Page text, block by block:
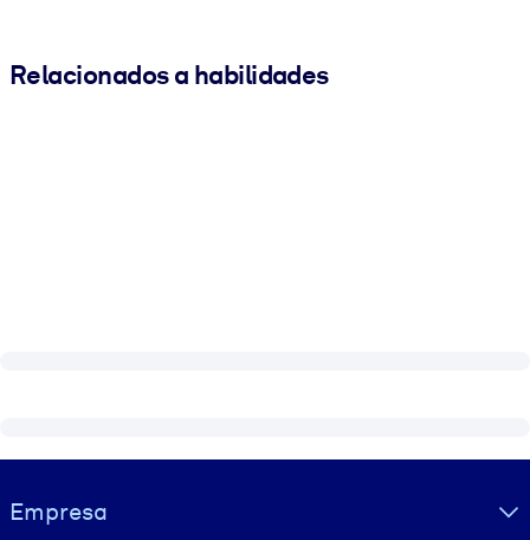
Relacionados a habilidades
Visually hidden Text
Empresa